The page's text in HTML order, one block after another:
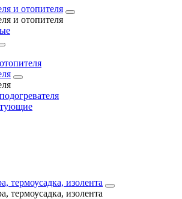
и отопителя
и отопителя
термоусадка, изолента
термоусадка, изолента